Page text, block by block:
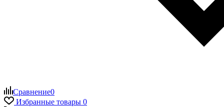
Сравнение0
Избранные товары 0